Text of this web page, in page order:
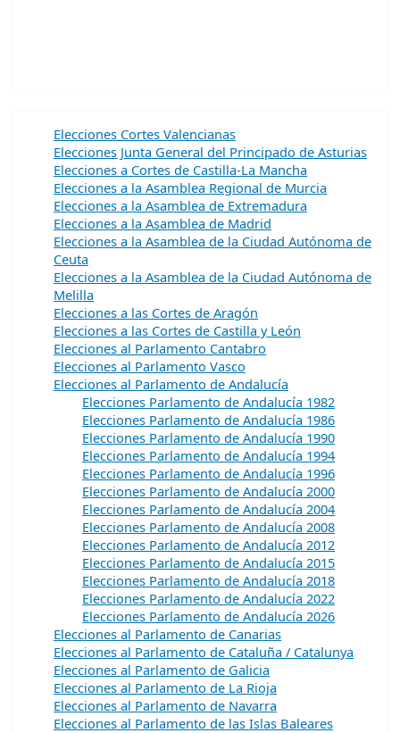
Elecciones Cortes Valencianas
Elecciones Junta General del Principado de Asturias
Elecciones a Cortes de Castilla-La Mancha
Elecciones a la Asamblea Regional de Murcia
Elecciones a la Asamblea de Extremadura
Elecciones a la Asamblea de Madrid
Elecciones a la Asamblea de la Ciudad Autónoma de
Ceuta
Elecciones a la Asamblea de la Ciudad Autónoma de
Melilla
Elecciones a las Cortes de Aragón
Elecciones a las Cortes de Castilla y León
Elecciones al Parlamento Cantabro
Elecciones al Parlamento Vasco
Elecciones al Parlamento de Andalucía
Elecciones Parlamento de Andalucía 1982
Elecciones Parlamento de Andalucía 1986
Elecciones Parlamento de Andalucía 1990
Elecciones Parlamento de Andalucía 1994
Elecciones Parlamento de Andalucía 1996
Elecciones Parlamento de Andalucía 2000
Elecciones Parlamento de Andalucía 2004
Elecciones Parlamento de Andalucía 2008
Elecciones Parlamento de Andalucía 2012
Elecciones Parlamento de Andalucía 2015
Elecciones Parlamento de Andalucía 2018
Elecciones Parlamento de Andalucía 2022
Elecciones Parlamento de Andalucía 2026
Elecciones al Parlamento de Canarias
Elecciones al Parlamento de Cataluña / Catalunya
Elecciones al Parlamento de Galicia
Elecciones al Parlamento de La Rioja
Elecciones al Parlamento de Navarra
Elecciones al Parlamento de las Islas Baleares